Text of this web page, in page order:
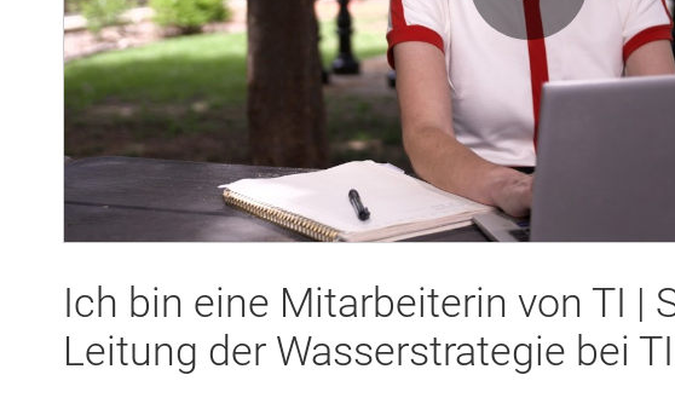
Play
Video
Ich bin eine Mitarbeiterin von TI |
Leitung der Wasserstrategie bei TI